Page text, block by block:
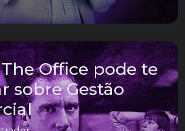
Office pode te
sobre Gestão